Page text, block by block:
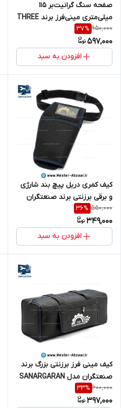
صفحه سنگ گرانیت‌بر 115
میلی‌متری مینی‌فرز برند THREE
مدل ST36
950,000
37%
597,000
افزودن به سبد
کیف کمری دریل پیچ بند شارژی
و برقی برزنتی برند صنعتگران
مدل SANATGARAN BAG
550,000
36%
349,000
افزودن به سبد
کیف مینی فرز برزنتی بزرگ برند
صنعتگران مدل SANARGARAN
BAG مینی سنگ جت و ابزار
دستی
600,000
33%
397,000